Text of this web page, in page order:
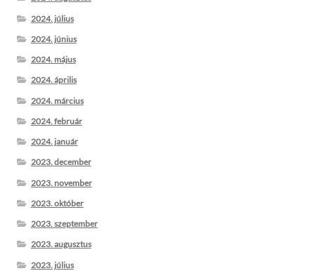
2024. július
2024. június
2024. május
2024. április
2024. március
2024. február
2024. január
2023. december
2023. november
2023. október
2023. szeptember
2023. augusztus
2023. július